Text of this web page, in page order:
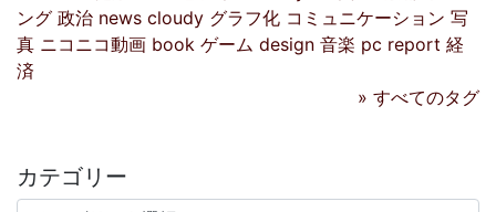
ング 政治 news cloudy グラフ化 コミュニケーション 写
真 ニコニコ動画 book ゲーム design 音楽 pc report 経
済
» すべてのタグ
カテゴリー